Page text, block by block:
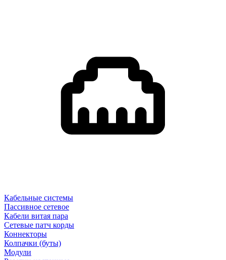
Кабельные системы
Пассивное сетевое
Кабели витая пара
Сетевые патч корды
Коннекторы
Колпачки (буты)
Модули